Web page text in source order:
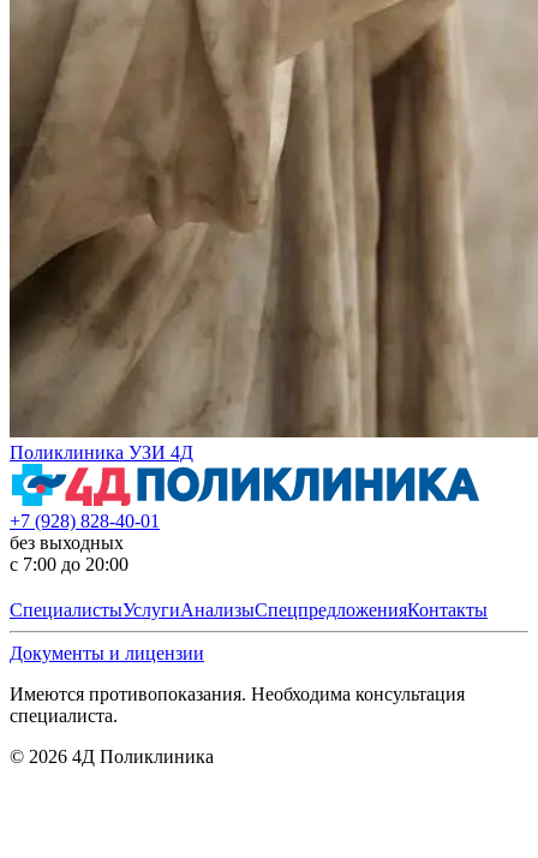
Поликлиника УЗИ 4Д
+7 (928) 828-40-01
без выходных
с 7:00 до 20:00
СпециалистыУслугиАнализыСпецпредложенияКонтакты
Документы и лицензии
Имеются противопоказания. Необходима консультация
специалиста.
© 2026 4Д Поликлиника